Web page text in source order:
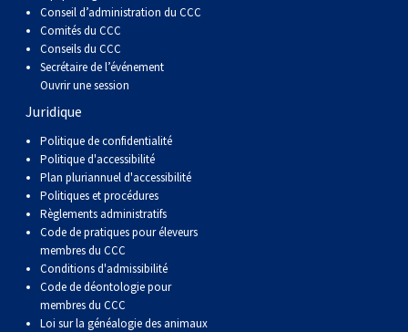
Vallhund suédois
Corgi gallois (Cardigan)
Corgi gallois (Pembroke)
Pumi
Lapphund suédois
Pharaoh Hound
Rhodesian ridgeback
Lévrier persan
Shikoku
Whippet
Chien nu du Pérou (Perro Sin Pelo Del Peru)
Épagneul springer anglais
Épagneul des champs
Épagneul français
Épagneul d’eau irlandais
Épagneul Sussex
Épagneul springer gallois
Terrier Skye
Terrier wheaten à poil doux
Bull terrier du Staffordshire
Terrier gallois
Terrier blanc du West Highland
Terrier du Yorkshire
Mastiff
Mâtin napolitain
Terre-Neuve
Chien d’eau portugais
Rottweiler
Samoyède
Conseil d’administration du CCC
Comités du CCC
Conseils du CCC
Secrétaire de l’événement
Ouvrir une session
Juridique
Politique de confidentialité
Politique d'accessibilité
Plan pluriannuel d'accessibilité
Politiques et procédures
Règlements administratifs
Code de pratiques pour éleveurs
membres du CCC
Conditions d'admissibilité
Code de déontologie pour
membres du CCC
Loi sur la généalogie des animaux